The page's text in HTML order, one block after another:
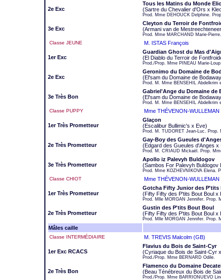
2e Exc
Tous les Matins du Monde
(Sartre du Chevalier d'Ors x
Prod. Mme DEHOUCK Delphine.
3e Exc
Cleyton du Terroir de
(Armani van de
Prod. Mme MARCHAND Marie-
Classe JEUNE M. ISTAS François
1er Exc
Guardian Ghost du Mas
(El Diablo du Terroir de
Prod./Prop. Mme PINEAU Marie-
2e Exc
Geronimo du Domaine de
(El'sam du Domaine de
Prod. M. Mme BENSEHIL
3e Très Bon
Gabriel'Ange du Domaine de
(El'sam du Domaine de
Prod. M. Mme BENSEHIL
Classe PUPPY Mme THÉVENON-WULLEMAN
1er Très Prometteur
Glaçon
(Escalibur Bullimic's x Eve)
Prod. M. TUDORET Jean-Luc. Prop.
2e Très Prometteur
Gay-Boy des Gueules
(Edgard des Gueules d'Anges
Prod. M. CRIAUD Mickaël. Prop.
3e Très Prometteur
Apollo iz Palevyh Buldogov
(Sambos For Palevyh Buldogov
Prod. Mme KOZHEVNIKOVA Elena.
Classe CHIOT Mme THÉVENON-WULLEMAN
1er Très Prometteur
Gotcha Fifty Junior des P'tits
(Fifty Fifty des P'tits Bout Boul x
Prod. Mlle MORGAN Jennifer. Prop.
2e Très Prometteur
Gustin des P'tits Bout Boul
(Fifty Fifty des P'tits Bout Boul x
Prod. Mlle MORGAN Jennifer. Prop.
Mâles caille
Classe INTERMÉDIAIRE M. TREVIS Malcolm (GB)
1er Exc RCACS
Flavius du Bois de Saint-Cyr
(Cyriaque du Bois de Saint-Cyr
Prod./Prop. Mme BERNARD Odile.
2e Très Bon
Flamenco du Domaine
(Beau Ténébreux du Bois de
Prod./Prop. Mme BARRIONUEVO